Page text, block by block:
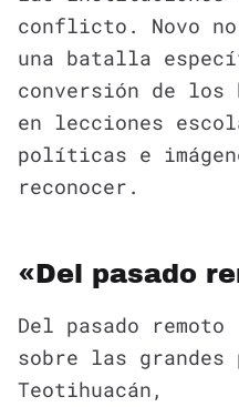
conflicto. Novo
una batalla
conversión de los
en lecciones
políticas e
reconocer.
«Del pasado
Del pasado remoto
sobre las grandes
Teotihuacán,